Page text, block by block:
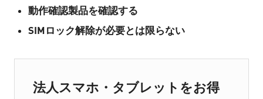
動作確認製品を確認する
SIMロック解除が必要とは限らない
法人スマホ・タブレットをお得